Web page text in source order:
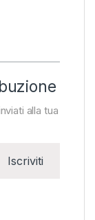
alla tua
Iscriviti